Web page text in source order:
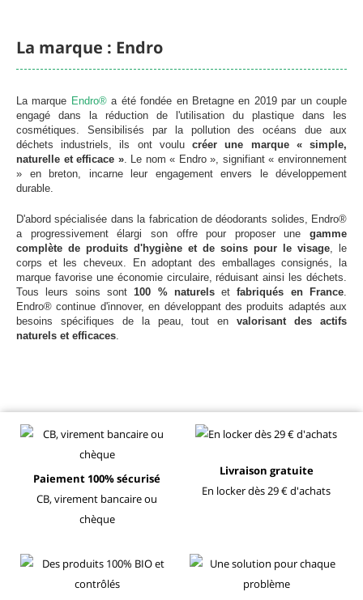
La marque : Endro
La marque Endro®a été fondée en Bretagne en 2019 par un couple
engagé dans la réduction de l'utilisation du plastique dans les
cosmétiques. Sensibilisés par la pollution des océans due aux
déchets industriels, ils ont voulucréer une marque « simple,
naturelle et efficace ». Le nom « Endro », signifiant « environnement
» en breton, incarne leur engagement envers le développement
durable.
D'abord spécialisée dans la fabrication de déodorants solides, Endro®
a progressivement élargi son offre pour proposer une gamme
complète de produits d'hygiène et de soins pour le visage, le
corps et les cheveux. En adoptant des emballages consignés, la
marque favorise une économie circulaire, réduisant ainsi les déchets.
Tous leurs soins sont100 % naturelsetfabriqués en France.
Endro® continue d'innover, en développant des produits adaptés aux
besoins spécifiques de la peau, tout envalorisant des actifs
naturels et efficaces.
Paiement 100% sécurisé
CB, virement bancaire ou
chèque
Livraison gratuite
En locker dès 29 € d'achats